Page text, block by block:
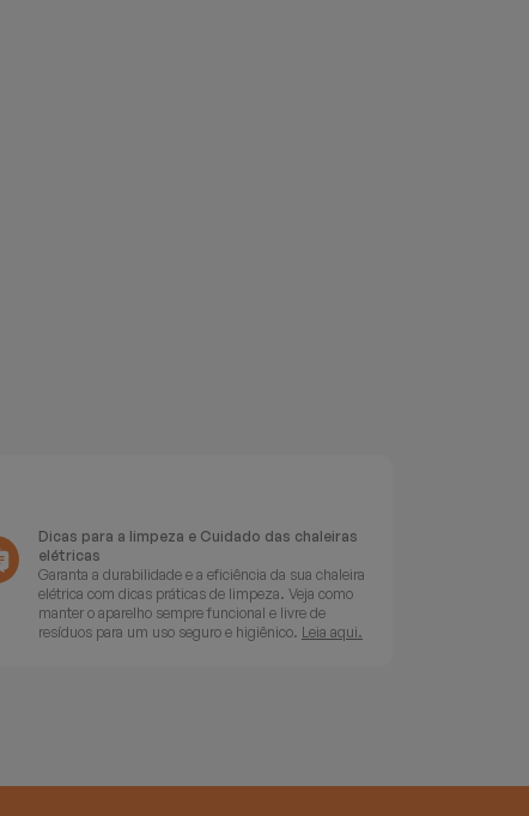
Dicas para a limpeza e Cuidado das chaleiras
elétricas
Garanta a durabilidade e a eficiência da sua chaleira
elétrica com dicas práticas de limpeza. Veja como
manter o aparelho sempre funcional e livre de
resíduos para um uso seguro e higiênico. Leia aqui.